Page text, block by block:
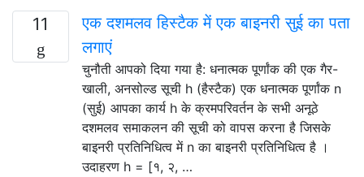
11
एक दशमलव हिस्टैक में एक बाइनरी सुई का पता
लगाएं
चुनौती आपको दिया गया है: धनात्मक पूर्णांक की एक गैर-
खाली, अनसोल्ड सूची h (हैस्टैक) एक धनात्मक पूर्णांक n
(सुई) आपका कार्य h के क्रमपरिवर्तन के सभी अनूठे
दशमलव समाकलन की सूची को वापस करना है जिसके
बाइनरी प्रतिनिधित्व में n का बाइनरी प्रतिनिधित्व है ।
उदाहरण h = [१, २, …